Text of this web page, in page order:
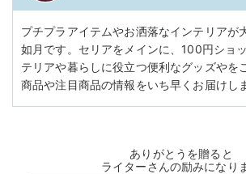
プチプラアイテムやお洒落なインテリアが
如月です。セリアをメインに、100円ショ
テリアや暮らしに役立つ便利なグッズやを
商品や注目商品の情報をいち早くお届けし
ありがとうを贈ると
ライターさんの励みになり